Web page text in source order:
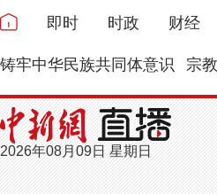
即时 时政 财经
铸牢中华民族共同体意识 宗教
2026年08月09日 星期日